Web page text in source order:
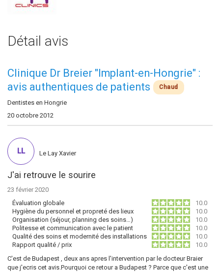
Détail avis
Clinique Dr Breier "Implant-en-Hongrie" :
avis authentiques de patients
Chaud
Dentistes en Hongrie
20 octobre 2012
J'ai retrouve le sourire
23 février 2020
Évaluation globale
10.0
Hygiène du personnel et propreté des lieux
10.0
Organisation (séjour, planning des soins…)
10.0
Politesse et communication avec le patient
10.0
Qualité des soins et modernité des installations
10.0
Rapport qualité / prix
10.0
C'est de Budapest , deux ans apres l'intervention par le docteur Braier
que j'ecris cet avis.Pourquoi ce retour a Budapest ? Parce que c'est une
LL Le Lay Xavier